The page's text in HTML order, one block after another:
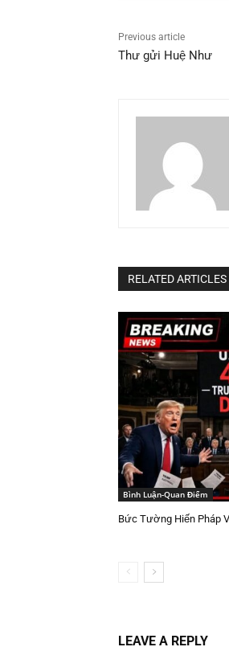
Previous article
Thư gửi Huệ Như
RELATED ARTICLES
Bình Luận-Quan Điểm
Bức Tường Hiến Pháp
LEAVE A REPLY